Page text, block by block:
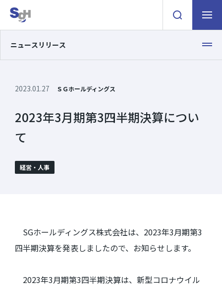
検索窓を開く
ニュースリリース
2023.01.27 ＳＧホールディングス
2023年3月期第3四半期決算につい
て
経営・人事
SGホールディングス株式会社は、 2023年3月期第3
四半期決算を発表しましたので、お知らせします。
2023年3月期第3四半期決算は、新型コロナウイル